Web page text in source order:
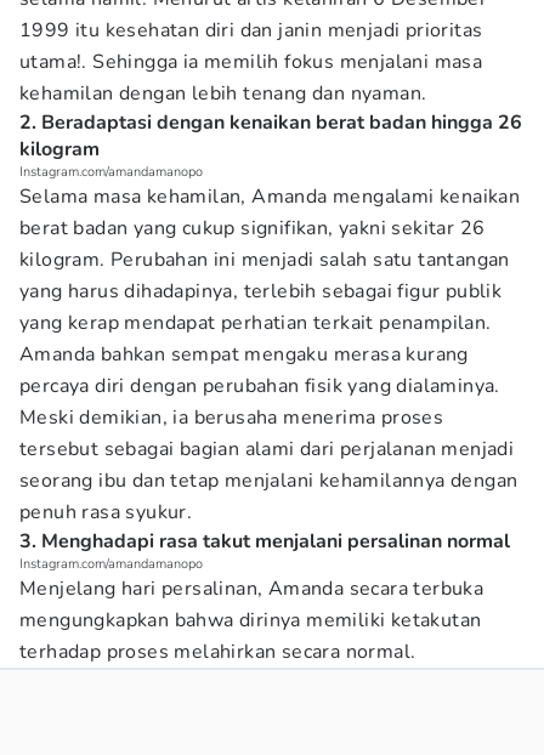
1999 itu kesehatan diri dan janin menjadi prioritas
utama!. Sehingga ia memilih fokus menjalani masa
kehamilan dengan lebih tenang dan nyaman.
2. Beradaptasi dengan kenaikan berat badan hingga 26
kilogram
Instagram.com/amandamanopo
Selama masa kehamilan, Amanda mengalami kenaikan
berat badan yang cukup signifikan, yakni sekitar 26
kilogram. Perubahan ini menjadi salah satu tantangan
yang harus dihadapinya, terlebih sebagai figur publik
yang kerap mendapat perhatian terkait penampilan.
Amanda bahkan sempat mengaku merasa kurang
percaya diri dengan perubahan fisik yang dialaminya.
Meski demikian, ia berusaha menerima proses
tersebut sebagai bagian alami dari perjalanan menjadi
seorang ibu dan tetap menjalani kehamilannya dengan
penuh rasa syukur.
3. Menghadapi rasa takut menjalani persalinan normal
Instagram.com/amandamanopo
Menjelang hari persalinan, Amanda secara terbuka
mengungkapkan bahwa dirinya memiliki ketakutan
terhadap proses melahirkan secara normal.